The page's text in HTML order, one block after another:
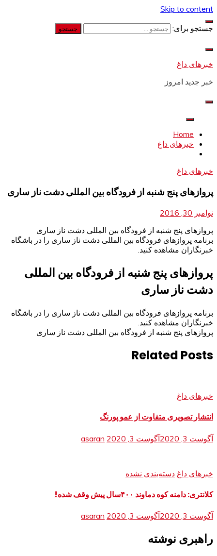
Skip to content
جستجو برای:
خبرهای داغ
خبر جدید امروز
Home
خبرهای داغ
خبرهای داغ
پروازهای پنج شنبه از فرودگاه بین المللی دشت ناز ساری
نوامبر 30, 2016
پروازهای پنج شنبه از فرودگاه بین المللی دشت ناز ساری
برنامه پروازهای فرودگاه بین المللی دشت ناز ساری را در باشگاه
خبرنگاران مشاهده کنید.
پروازهای پنج شنبه از فرودگاه بین المللی
دشت ناز ساری
برنامه پروازهای فرودگاه بین المللی دشت ناز ساری را در باشگاه
خبرنگاران مشاهده کنید.
پروازهای پنج شنبه از فرودگاه بین المللی دشت ناز ساری
Related Posts
خبرهای داغ
انتشار تصویری متفاوت از عمو پورنگ
آگوست 3, 2020 آگوست 3, 2020 asaran
خبرهای داغ دسته‌بندی نشده
کلانتری: دامنه کوه دماوند ۴۰۰سال پیش وقف شده!
آگوست 3, 2020 آگوست 3, 2020 asaran
راهبری نوشته